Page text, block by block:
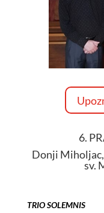
6.
Donji Miholjac,
sv.
TRIO SOLEMNIS